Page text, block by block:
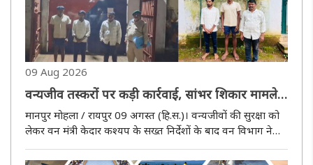
09 Aug 2026
वन्यजीव तस्करों पर कड़ी कार्रवाई, सांभर शिकार मामले
में तीन आरोपित गिरफ्तार, भेजे गए जेल
मानपुर माेहला / रायपुर 09 अगस्त (हि.स.)। वन्यजीवों की सुरक्षा को
लेकर वन मंत्री केदार कश्यप के सख्त निर्देशों के बाद वन विभाग ने
इसी कड़ी में मानपुर माेहला जिले के मोहला वनमंडल के ..